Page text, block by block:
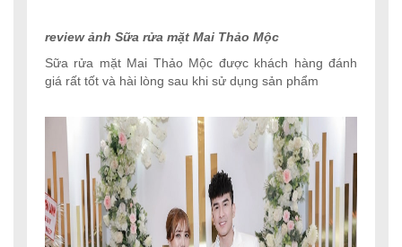
review ảnh Sữa rửa mặt Mai Thảo Mộc
Sữa rửa mặt Mai Thảo Mộc được khách hàng đánh
giá rất tốt và hài lòng sau khi sử dụng sản phẩm